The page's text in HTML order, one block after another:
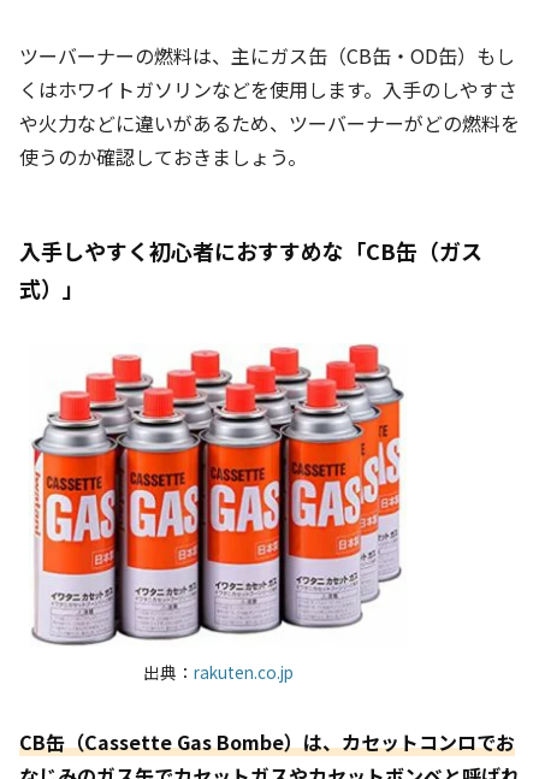
ツーバーナーの燃料は、主にガス缶（CB缶・OD缶）もし
くはホワイトガソリンなどを使用します。入手のしやすさ
や火力などに違いがあるため、ツーバーナーがどの燃料を
使うのか確認しておきましょう。
入手しやすく初心者におすすめな「CB缶（ガス
式）
」
出典： rakuten.co.jp
CB缶（Cassette Gas Bombe）は、カセットコンロでお